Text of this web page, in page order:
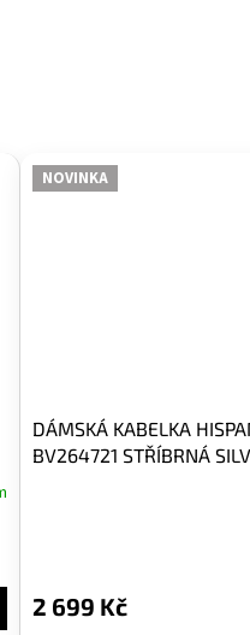
NOVINKA
DÁMSKÁ KABELKA
BV264721 STŘÍBRNÁ
2 699 Kč